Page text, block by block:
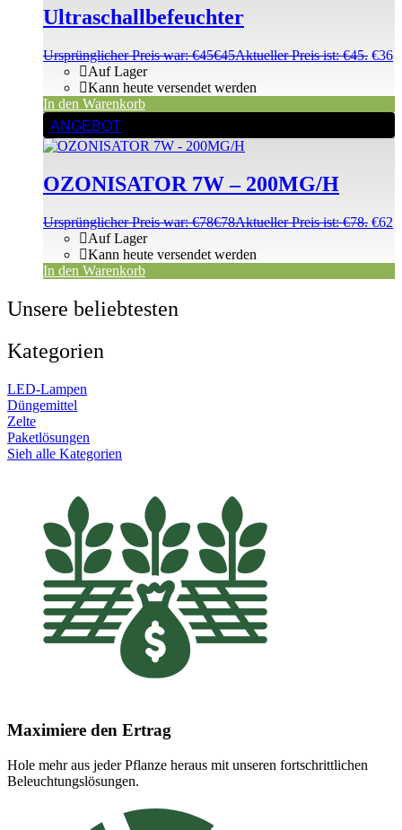
Ultraschallbefeuchter
Ursprünglicher Preis war: €45€45Aktueller Preis ist: €45. €36
Auf Lager
Kann heute versendet werden
In den Warenkorb
ANGEBOT
OZONISATOR 7W – 200MG/H
Ursprünglicher Preis war: €78€78Aktueller Preis ist: €78. €62
Auf Lager
Kann heute versendet werden
In den Warenkorb
Unsere beliebtesten
Kategorien
LED-Lampen
Düngemittel
Zelte
Paketlösungen
Sieh alle Kategorien
Maximiere den Ertrag
Hole mehr aus jeder Pflanze heraus mit unseren fortschrittlichen
Beleuchtungslösungen.